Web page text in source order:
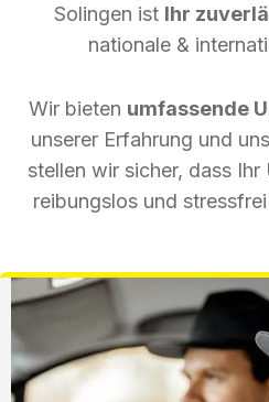
Solingen ist Ihr
nationale &
Wir bieten umfassende
unserer Erfahrung und
stellen wir sicher, dass
reibungslos und